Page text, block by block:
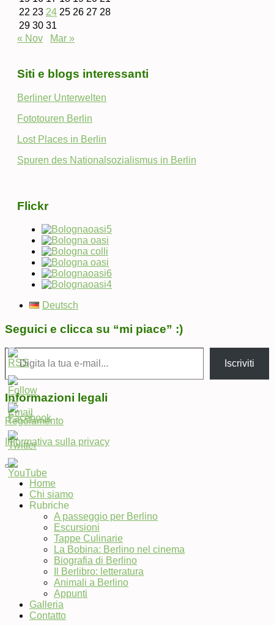
22 23 24 25 26 27 28
29 30 31
« Nov
Mar »
Siti e blogs interessanti
Berliner Unterwelten
Fototouren Berlin
Lost Places in Berlin
Spuren des Nationalsozialismus in Berlin
Flickr
Deutsch
Seguici e clicca su “mi piace” :)
Set
Youtube
Channel
Digita la tua e-mail...
Iscriviti
Informazioni legali
Regolamento
Informativa sulla privacy
Home
Chi siamo
Rubriche
A passeggio per Berlino
Escursioni
Tappe Culinarie
La Bobina: Berlino nel cinema
Biografia di Berlino
Il Berlibro: letteratura
Animali a Berlino
Appunti
Galleria
Contatto